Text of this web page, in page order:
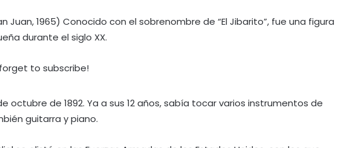
Juan, 1965) Conocido con el sobrenombre de “El Jibarito”, fue una figura
durante el siglo XX.
to subscribe!
octubre de 1892. Ya a sus 12 años, sabía tocar varios instrumentos de
guitarra y piano.